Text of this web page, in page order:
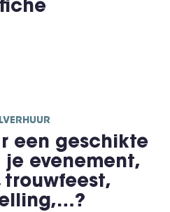
een geschikte
evenement,
trouwfeest,